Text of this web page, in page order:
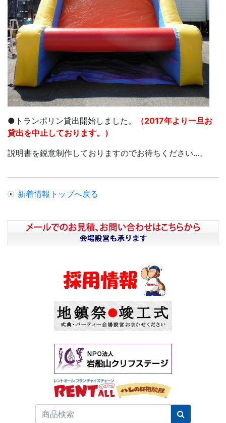
●トランポリン貸出開始しました。
（2017年より一旦お
貸出を中止しております。）
説明書を鋭意制作しておりますのでお待ちください…。
新着情報トップへ戻る